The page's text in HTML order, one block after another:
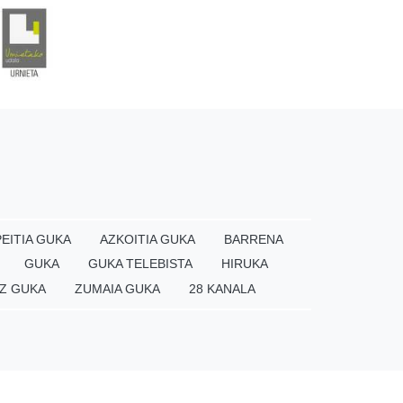
GUKA AZKOITIA GUKA
BARRENA
GUKA GUKA TELEBISTA
HIRUKA
GUKA ZUMAIA GUKA 28 KANALA